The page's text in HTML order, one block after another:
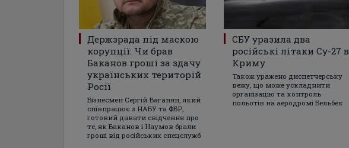
Держзрада під маскою
корупції: Чи брав
Баканов гроші за здачу
українських територій
Росії
Бізнесмен Сергій Ваганян, який
співпрацює з НАБУ та ФБР,
готовий давати свідчення про
те, як Баканов і Наумов брали
гроші від російських спецслужб
СБУ уразила два
російські літаки Су-27 в
Криму
Також уражено диспетчерську
вежу, що може ускладнити
організацію та контроль
польотів на аеродромі Бельбек